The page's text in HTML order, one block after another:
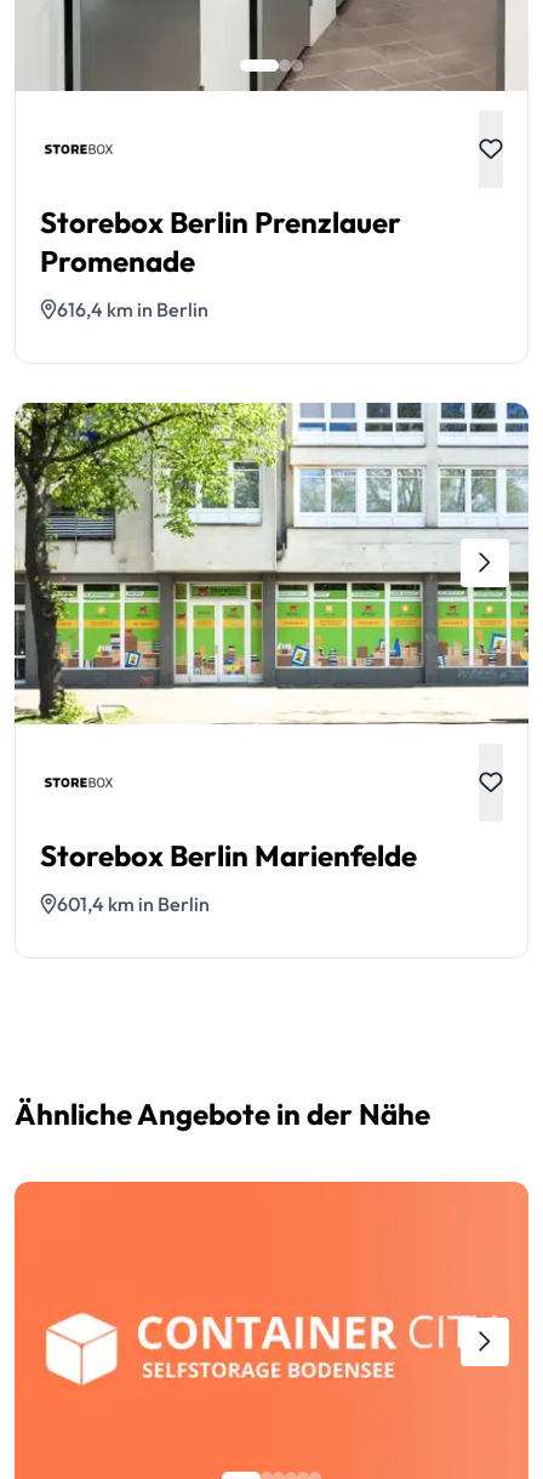
Storebox Berlin Prenzlauer
Promenade
616,4 km in Berlin
Storebox Berlin Marienfelde
601,4 km in Berlin
Ähnliche Angebote in der Nähe